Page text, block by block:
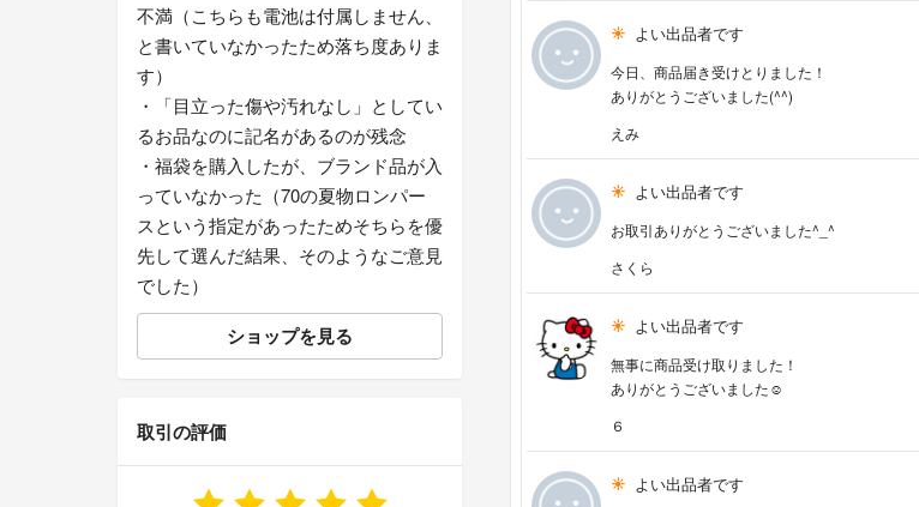
よい出品者です
今日、商品届き受けとりました！
ありがとうございました(^^)
えみ
よい出品者です
お取引ありがとうございました^_^
さくら
よい出品者です
無事に商品受け取りました！
ありがとうございました☺️
６
よい出品者です
不満（こちらも電池は付属しません、
と書いていなかったため落ち度ありま
す）
・「目立った傷や汚れなし」としてい
るお品なのに記名があるのが残念
・福袋を購入したが、ブランド品が入
っていなかった（70の夏物ロンパー
スという指定があったためそちらを優
先して選んだ結果、そのようなご意見
でした）
ショップを見る
取引の評価